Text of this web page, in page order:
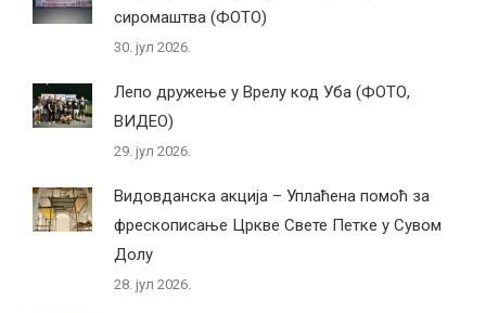
сиромаштва (ФОТО)
30. јул 2026.
Лепо дружење у Врелу код Уба (ФОТО,
ВИДЕО)
29. јул 2026.
Видовданска акција – Уплаћена помоћ за
фрескописање Цркве Свете Петке у Сувом
Долу
28. јул 2026.